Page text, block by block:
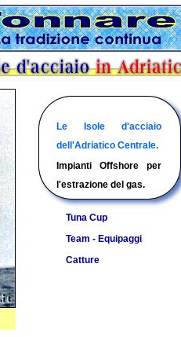
Tuna Cup
Team - Equipaggi
Catture
Elenco programmi e
risultati delle principali
gare di pesca d'altura
per l'anno in corso.
Le Isole d'acciaio
dell'Adriatico Centrale.
Impianti Offshore per
l'estrazione del gas.
Siti delle barche con gli
equipaggi e i racconti
delle loro avventure in
mare
Racconti ed immagini
di alcune catture
segnalateci per l'anno
in corso.